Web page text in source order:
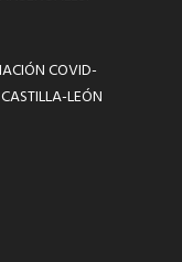
COVID-
LEÓN